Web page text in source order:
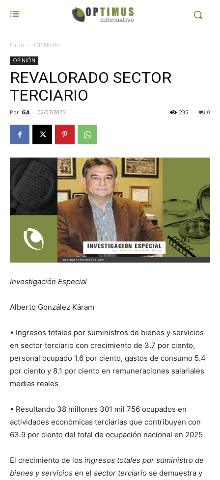
Inicio OPINIÓN
OPINIÓN
REVALORADO SECTOR
TERCIARIO
Por GA - 02/07/2025 0
235
Investigación Especial
Alberto González Káram
• Ingresos totales por suministros de bienes y servicios
en sector terciario con crecimiento de 3.7 por ciento,
personal ocupado 1.6 por ciento, gastos de consumo 5.4
por ciento y 8.1 por ciento en remuneraciones salariales
medias reales
• Resultando 38 millones 301 mil 756 ocupados en
actividades económicas terciarias que contribuyen con
63.9 por ciento del total de ocupación nacional en 2025
El crecimiento de los ingresos totales por suministro de
bienes y servicios en el sector terciario se demuestra y